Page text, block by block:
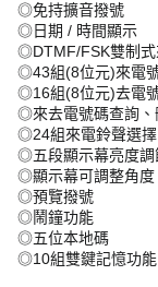
◎免持擴音撥號
◎日期 / 時間顯示
◎DTMF/FSK雙制式
◎43組(8位元)來電
◎16組(8位元)去電
◎來去電號碼查詢、
◎24組來電鈴聲選擇
◎五段顯示幕亮度調
◎顯示幕可調整角度
◎預覽撥號
◎鬧鐘功能
◎五位本地碼
◎10組雙鍵記憶功能